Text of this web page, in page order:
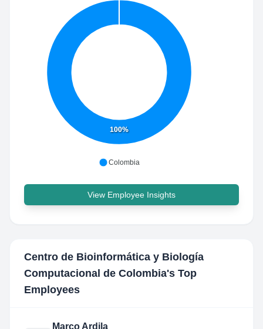
100%
Colombia
View Employee Insights
Centro de Bioinformática y Biología
Computacional de Colombia's Top
Employees
Marco Ardila